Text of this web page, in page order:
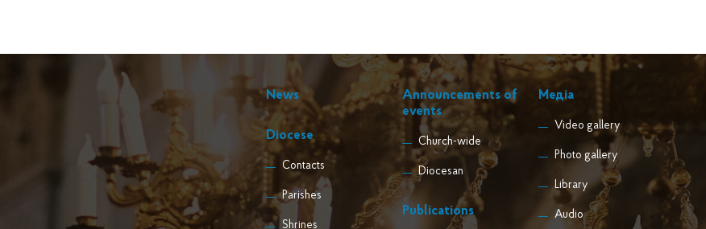
News
Diocese
Contacts
Parishes
Shrines
Announcements of
events
Church-wide
Diocesan
Publications
Медіа
Video gallery
Photo gallery
Library
Audio